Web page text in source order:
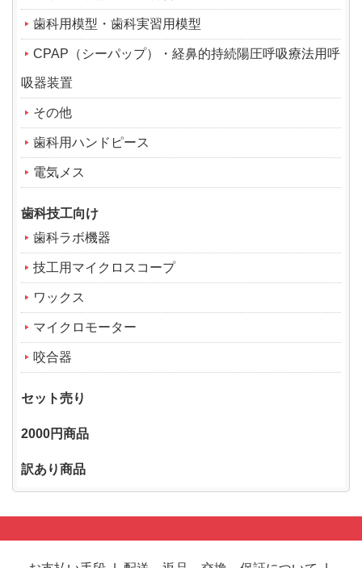
歯科用模型・歯科実習用模型
CPAP（シーパップ）・経鼻的持続陽圧呼吸療法用呼
吸器装置
その他
歯科用ハンドピース
電気メス
歯科技工向け
歯科ラボ機器
技工用マイクロスコープ
ワックス
マイクロモーター
咬合器
セット売り
2000円商品
訳あり商品